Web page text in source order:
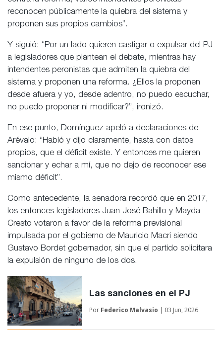
reconocen públicamente la quiebra del sistema y
proponen sus propios cambios”.
Y siguió: “Por un lado quieren castigar o expulsar del PJ
a legisladores que plantean el debate, mientras hay
intendentes peronistas que admiten la quiebra del
sistema y proponen una reforma. ¿Ellos la proponen
desde afuera y yo, desde adentro, no puedo escuchar,
no puedo proponer ni modificar?”, ironizó.
En ese punto, Domínguez apeló a declaraciones de
Arévalo: “Habló y dijo claramente, hasta con datos
propios, que el déficit existe. Y entonces me quieren
sancionar y echar a mí, que no dejo de reconocer ese
mismo déficit”.
Como antecedente, la senadora recordó que en 2017,
los entonces legisladores Juan José Bahillo y Mayda
Cresto votaron a favor de la reforma previsional
impulsada por el gobierno de Mauricio Macri siendo
Gustavo Bordet gobernador, sin que el partido solicitara
la expulsión de ninguno de los dos.
Las sanciones en el PJ
Por Federico Malvasio | 03 Jun, 2026